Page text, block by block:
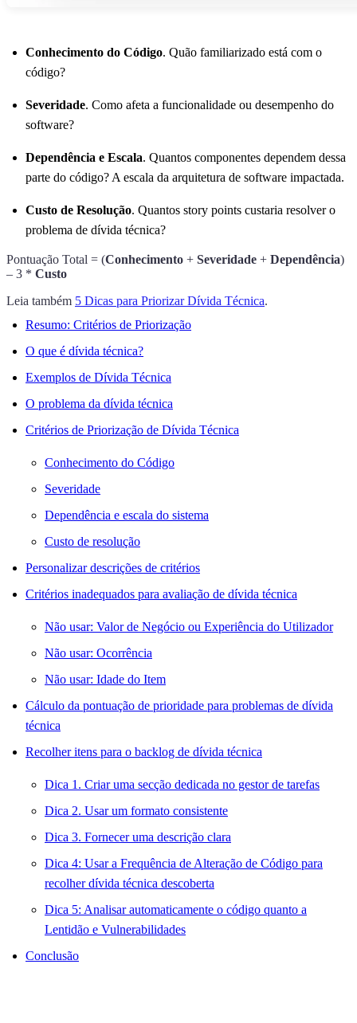
Conhecimento do Código. Quão familiarizado está com o
código?
Severidade. Como afeta a funcionalidade ou desempenho do
software?
Dependência e Escala. Quantos componentes dependem dessa
parte do código? A escala da arquitetura de software impactada.
Custo de Resolução. Quantos story points custaria resolver o
problema de dívida técnica?
Pontuação Total = (Conhecimento + Severidade + Dependência)
– 3 * Custo
Leia também 5 Dicas para Priorizar Dívida Técnica.
Resumo: Critérios de Priorização
O que é dívida técnica?
Exemplos de Dívida Técnica
O problema da dívida técnica
Critérios de Priorização de Dívida Técnica
Conhecimento do Código
Severidade
Dependência e escala do sistema
Custo de resolução
Personalizar descrições de critérios
Critérios inadequados para avaliação de dívida técnica
Não usar: Valor de Negócio ou Experiência do Utilizador
Não usar: Ocorrência
Não usar: Idade do Item
Cálculo da pontuação de prioridade para problemas de dívida
técnica
Recolher itens para o backlog de dívida técnica
Dica 1. Criar uma secção dedicada no gestor de tarefas
Dica 2. Usar um formato consistente
Dica 3. Fornecer uma descrição clara
Dica 4: Usar a Frequência de Alteração de Código para
recolher dívida técnica descoberta
Dica 5: Analisar automaticamente o código quanto a
Lentidão e Vulnerabilidades
Conclusão